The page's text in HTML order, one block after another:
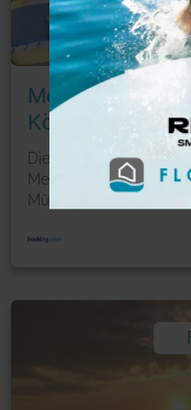
Mediterrane
Köpenick/ Am
Die nur 22 km von der
Mediterrane
Müggelsee b